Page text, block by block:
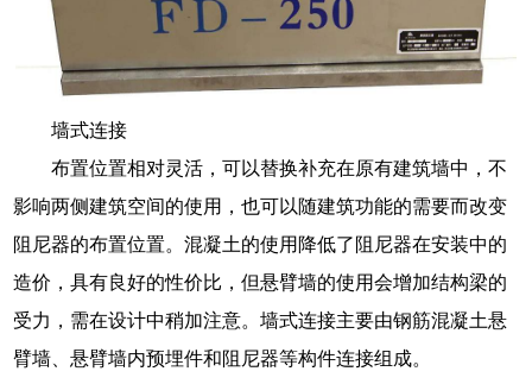
墙式连接
布置位置相对灵活，可以替换补充在原有建筑墙中，不
影响两侧建筑空间的使用，也可以随建筑功能的需要而改变
阻尼器的布置位置。混凝土的使用降低了阻尼器在安装中的
造价，具有良好的性价比，但悬臂墙的使用会增加结构梁的
受力，需在设计中稍加注意。墙式连接主要由钢筋混凝土悬
臂墙、悬臂墙内预埋件和阻尼器等构件连接组成。